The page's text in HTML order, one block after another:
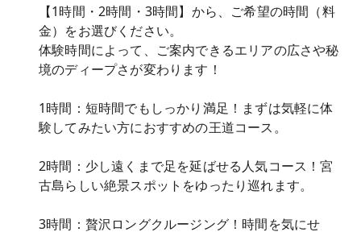
【1時間・2時間・3時間】から、ご希望の時間（料
金）をお選びください。
体験時間によって、ご案内できるエリアの広さや秘
境のディープさが変わります！
1時間：短時間でもしっかり満足！まずは気軽に体
験してみたい方におすすめの王道コース。
2時間：少し遠くまで足を延ばせる人気コース！宮
古島らしい絶景スポットをゆったり巡れます。
3時間：贅沢ロングクルージング！時間を気にせ